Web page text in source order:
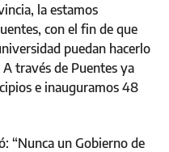
la estamos
con el fin de que
puedan hacerlo
través de Puentes ya
e inauguramos 48
“Nunca un Gobierno de